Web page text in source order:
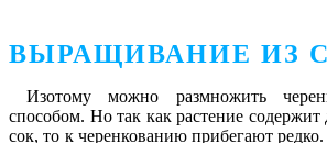
ВЫРАЩИВАНИЕ ИЗ
Изотому можно размножить
способом. Но так как растение
сок, то к черенкованию прибегают